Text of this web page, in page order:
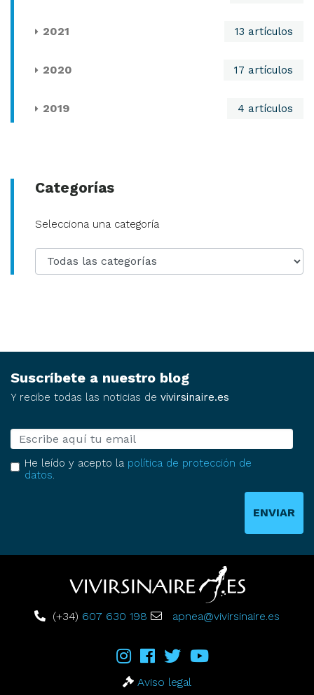
2021 13 artículos
2020 17 artículos
2019 4 artículos
Categorías
Categoría
Selecciona una categoría
Suscríbete a nuestro blog
Y recibe todas las noticias de vivirsinaire.es
E-mail
He leído y acepto la política de protección de
datos
ENVIAR
(+34) 607 630 198 apnea@vivirsinaire.es
Aviso legal